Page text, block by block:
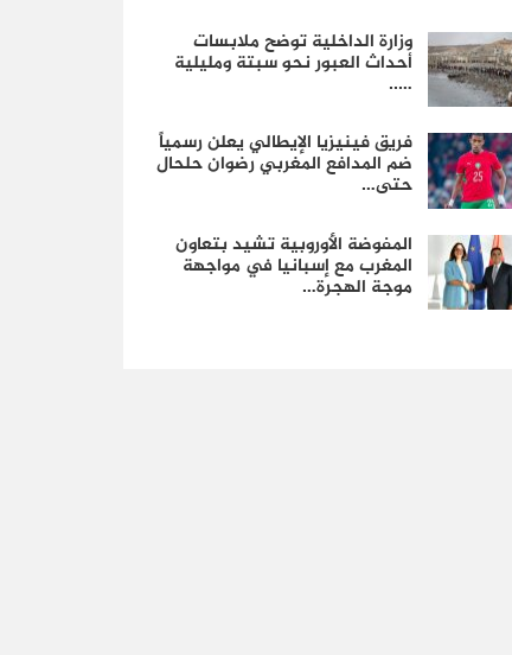
وزارة الداخلية توضح ملابسات
أحداث العبور نحو سبتة ومليلية
…..
فريق فينيزيا الإيطالي يعلن رسمياً
ضم المدافع المغربي رضوان حلحال
حتى…
المفوضة الأوروبية تشيد بتعاون
المغرب مع إسبانيا في مواجهة
موجة الهجرة…